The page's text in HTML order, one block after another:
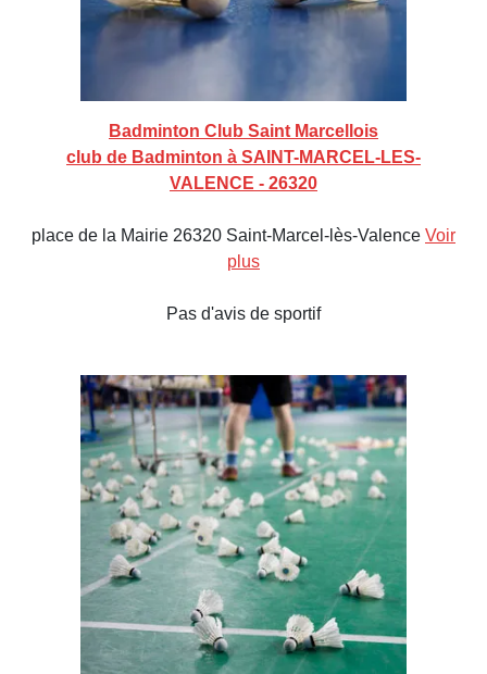
Badminton Club Saint Marcellois
club de Badminton à SAINT-MARCEL-LES-
VALENCE - 26320
place de la Mairie 26320 Saint-Marcel-lès-Valence Voir
plus
Pas d'avis de sportif